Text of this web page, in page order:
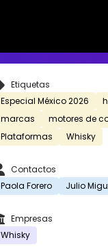
Etiquetas
Especial México 2026
marcas
motores de
Plataformas
Whisky
Contactos
Paola Forero
Julio
Empresas
Whisky